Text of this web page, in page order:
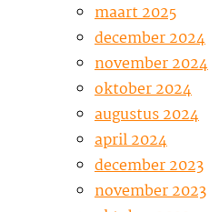
maart 2025
december 2024
november 2024
oktober 2024
augustus 2024
april 2024
december 2023
november 2023